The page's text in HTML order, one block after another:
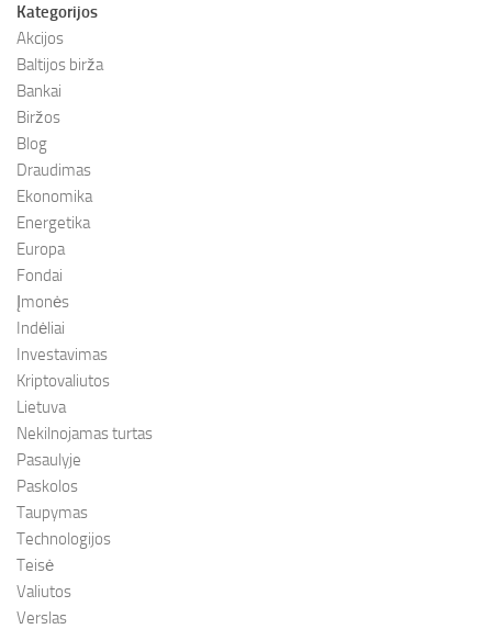
Kategorijos
Akcijos
Baltijos birža
Bankai
Biržos
Blog
Draudimas
Ekonomika
Energetika
Europa
Fondai
Įmonės
Indėliai
Investavimas
Kriptovaliutos
Lietuva
Nekilnojamas turtas
Pasaulyje
Paskolos
Taupymas
Technologijos
Teisė
Valiutos
Verslas